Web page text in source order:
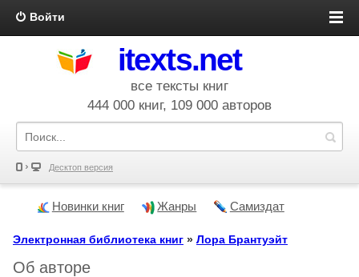
Войти
itexts.net
все тексты книг
444 000 книг, 109 000 авторов
Десктоп версия
Новинки книг Жанры Самиздат
Электронная библиотека книг » Лора Брантуэйт
Об авторе